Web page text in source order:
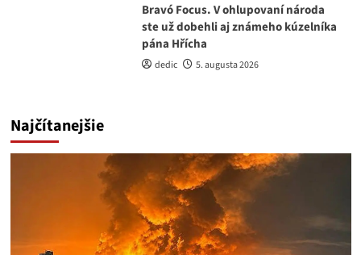
Bravó Focus. V ohlupovaní národa
ste už dobehli aj známeho kúzelníka
pána Hřícha
dedic 5. augusta 2026
Najčítanejšie